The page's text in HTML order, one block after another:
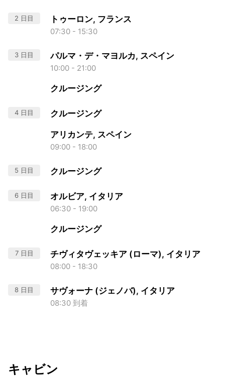
2 日目 トゥーロン, フランス
07:30 - 15:30
3 日目 パルマ・デ・マヨルカ, スペイン
10:00 - 21:00
クルージング
4 日目 クルージング
アリカンテ, スペイン
09:00 - 18:00
5 日目 クルージング
6 日目 オルビア, イタリア
06:30 - 19:00
クルージング
7 日目 チヴィタヴェッキア (ローマ), イタリア
08:00 - 18:30
8 日目 サヴォーナ (ジェノバ), イタリア
08:30 到着
キャビン